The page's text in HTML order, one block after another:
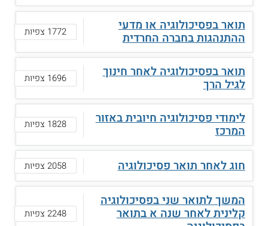
תואר בפסיכולוגיה או מדעי
ההתנהגות בחברה החרדית 1772 צפיות
תואר בפסיכולוגיה לאחר חינוך
לגיל הרך 1696 צפיות
לימודי פסיכולוגיה חיובית באזור
המרכז 1828 צפיות
חוג לאחר תואר פסיכולוגיה 2058 צפיות
המשך לתואר שני בפסיכולוגיה
קלינית לאחר שנה א בתואר 2248 צפיות